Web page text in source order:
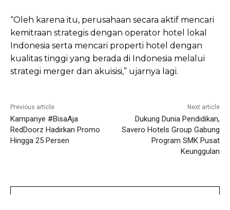
“Oleh karena itu, perusahaan secara aktif mencari
kemitraan strategis dengan operator hotel lokal
Indonesia serta mencari properti hotel dengan
kualitas tinggi yang berada di Indonesia melalui
strategi merger dan akuisisi,” ujarnya lagi.
Previous article
Kampanye #BisaAja
RedDoorz Hadirkan Promo
Hingga 25 Persen
Next article
Dukung Dunia Pendidikan,
Savero Hotels Group Gabung
Program SMK Pusat
Keunggulan